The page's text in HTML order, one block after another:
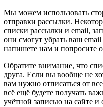
Мы можем использовать
отправки рассылки.
списки рассылки и email,
они смогут убрать ваш
напишете нам и попросите
Обратите внимание, что
друга. Если вы вообще не
вам нужно отписаться от
всё ещё будете получать
учётной записью на сайте